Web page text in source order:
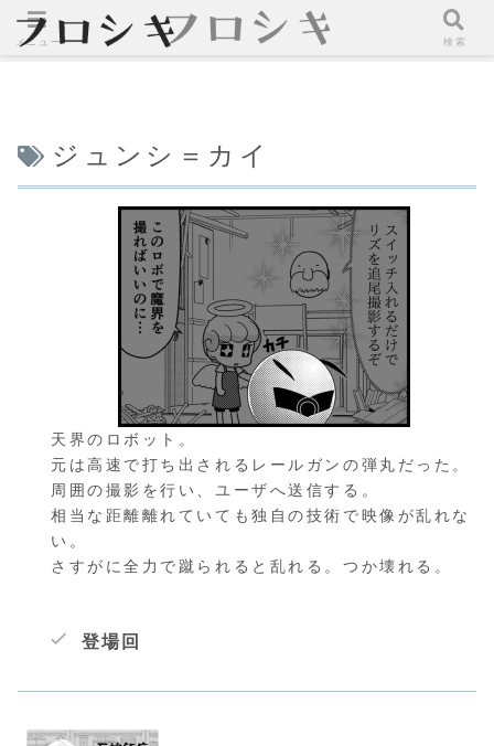
ジュンシ＝カイ
天界のロボット。
元は高速で打ち出されるレールガンの弾丸だった。
周囲の撮影を行い、ユーザへ送信する。
相当な距離離れていても独自の技術で映像が乱れな
い。
さすがに全力で蹴られると乱れる。つか壊れる。
登場回
メニュー 検索